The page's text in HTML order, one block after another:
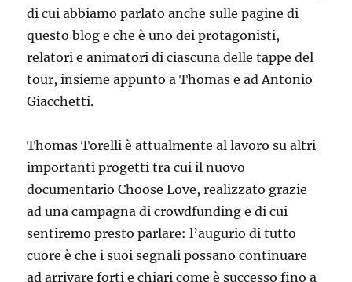
di cui abbiamo parlato anche sulle pagine di
questo blog e che è uno dei protagonisti,
relatori e animatori di ciascuna delle tappe del
tour, insieme appunto a Thomas e ad Antonio
Giacchetti.
Thomas Torelli è attualmente al lavoro su altri
importanti progetti tra cui il nuovo
documentario Choose Love, realizzato grazie
ad una campagna di crowdfunding e di cui
sentiremo presto parlare: l’augurio di tutto
cuore è che i suoi segnali possano continuare
ad arrivare forti e chiari come è successo fino a